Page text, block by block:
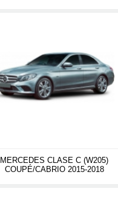
MERCEDES CLASE C (W205)
COUPÉ/CABRIO 2015-2018